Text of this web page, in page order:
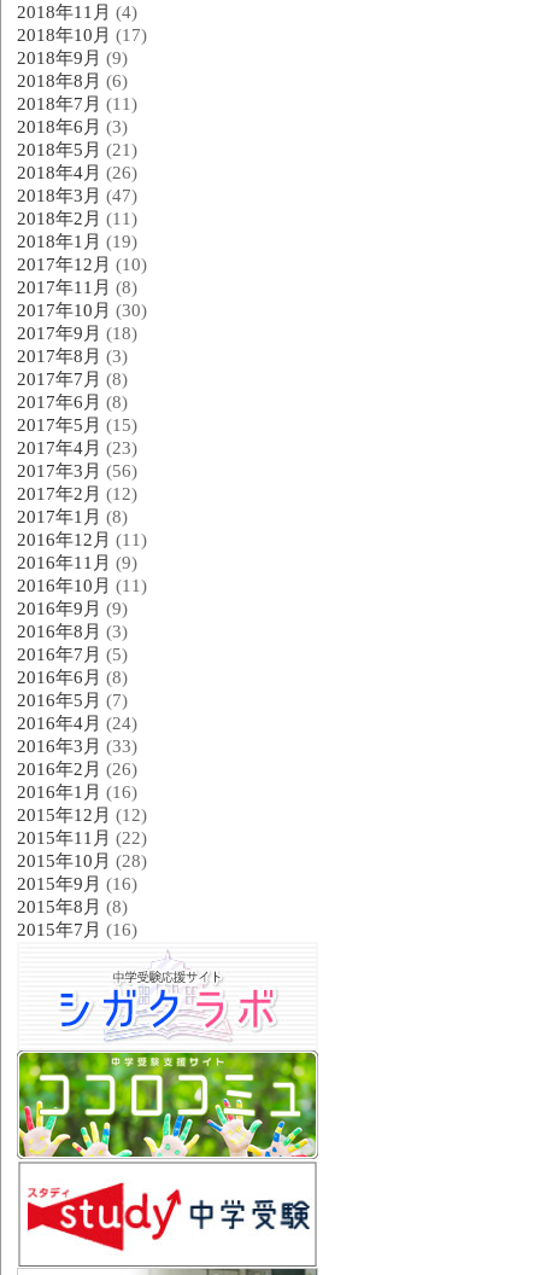
2018年11月 (4)
2018年10月 (17)
2018年9月 (9)
2018年8月 (6)
2018年7月 (11)
2018年6月 (3)
2018年5月 (21)
2018年4月 (26)
2018年3月 (47)
2018年2月 (11)
2018年1月 (19)
2017年12月 (10)
2017年11月 (8)
2017年10月 (30)
2017年9月 (18)
2017年8月 (3)
2017年7月 (8)
2017年6月 (8)
2017年5月 (15)
2017年4月 (23)
2017年3月 (56)
2017年2月 (12)
2017年1月 (8)
2016年12月 (11)
2016年11月 (9)
2016年10月 (11)
2016年9月 (9)
2016年8月 (3)
2016年7月 (5)
2016年6月 (8)
2016年5月 (7)
2016年4月 (24)
2016年3月 (33)
2016年2月 (26)
2016年1月 (16)
2015年12月 (12)
2015年11月 (22)
2015年10月 (28)
2015年9月 (16)
2015年8月 (8)
2015年7月 (16)